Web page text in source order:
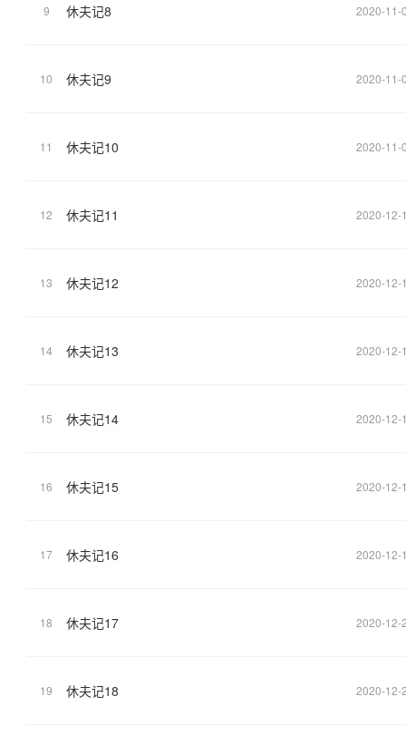
9 休夫记8 2020-11-
10 休夫记9 2020-11-
11 休夫记10 2020-11-
12 休夫记11 2020-12-
13 休夫记12 2020-12-
14 休夫记13 2020-12-
15 休夫记14 2020-12-
16 休夫记15 2020-12-
17 休夫记16 2020-12-
18 休夫记17 2020-12-
19 休夫记18 2020-12-